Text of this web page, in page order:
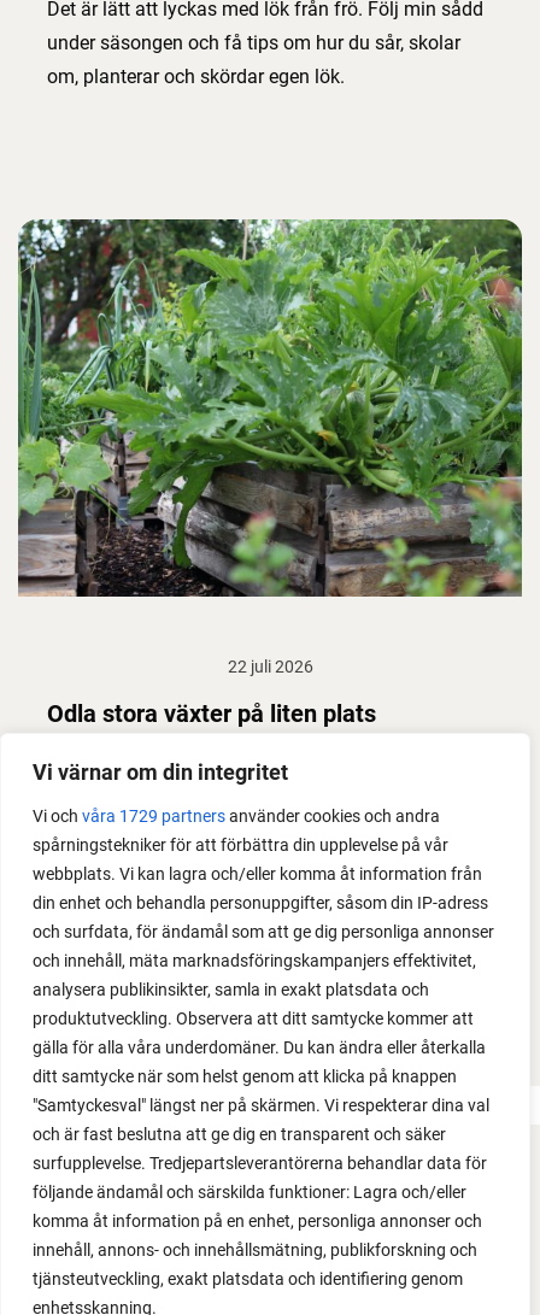
Vi värnar om din integritet
Vi och våra 1729 partnersanvänder cookies och andra
spårningstekniker för att förbättra din upplevelse på vår
webbplats. Vi kan lagra och/eller komma åt information från
din enhet och behandla personuppgifter, såsom din IP-adress
och surfdata, för ändamål som att ge dig personliga annonser
och innehåll, mäta marknadsföringskampanjers effektivitet,
analysera publikinsikter, samla in exakt platsdata och
produktutveckling. Observera att ditt samtycke kommer att
gälla för alla våra underdomäner. Du kan ändra eller återkalla
ditt samtycke när som helst genom att klicka på knappen
"Samtyckesval" längst ner på skärmen. Vi respekterar dina val
och är fast beslutna att ge dig en transparent och säker
surfupplevelse. Tredjepartsleverantörerna behandlar data för
följande ändamål och särskilda funktioner: Lagra och/eller
komma åt information på en enhet, personliga annonser och
innehåll, annons- och innehållsmätning, publikforskning och
tjänsteutveckling, exakt platsdata och identifiering genom
enhetsskanning.
Det är lätt att lyckas med lök från frö. Följ min sådd
under säsongen och få tips om hur du sår, skolar
om, planterar och skördar egen lök.
22 juli 2026
Odla stora växter på liten plats
Med det här smarta knepet kan du odla också stora
Perfekt om du vill odla mycket i på liten yta.
FACEBOOK
YOUTUBE